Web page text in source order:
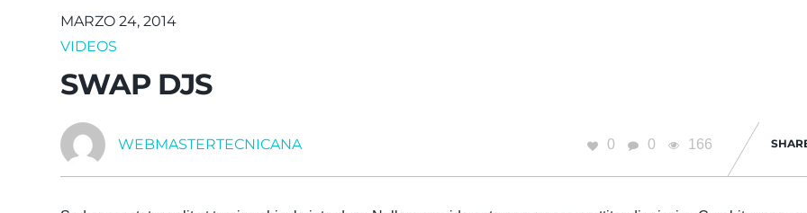
MARZO 24, 2014
VIDEOS
SWAP DJS
WEBMASTERTECNICANA 0 0 166